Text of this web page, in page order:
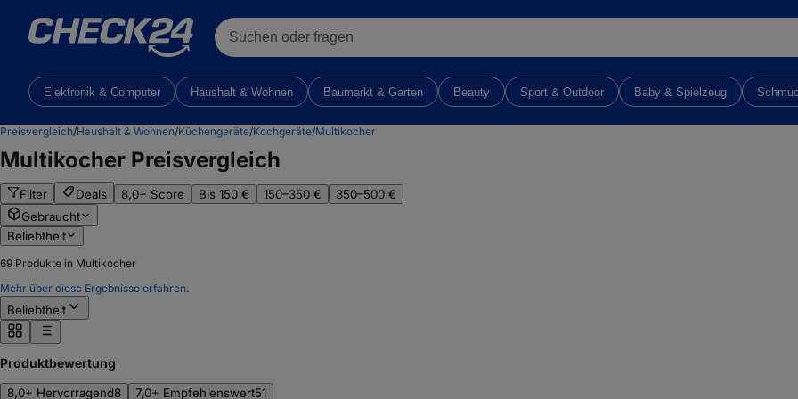
Suchen oder fragen
Elektronik & Computer Haushalt & Wohnen Baumarkt & Garten Beauty Sport & Outdoor Baby & Spielzeug
Preisvergleich/Haushalt & Wohnen/Küchengeräte/Kochgeräte/Multikocher
Multikocher Preisvergleich
Filter Deals 8,0+ Score Bis 150 € 150–350 €
350–500 €
Gebraucht
Beliebtheit
69 Produkte in Multikocher
Mehr über diese Ergebnisse erfahren.
Beliebtheit
Produktbewertung
8,0+ Hervorragend8 7,0+ Empfehlenswert51